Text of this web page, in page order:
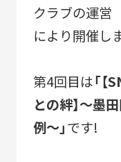
HISTORY
「すみだモダン」の成
クラブの運営
により開催し
第4回目は「
との絆】～墨
例～」です!